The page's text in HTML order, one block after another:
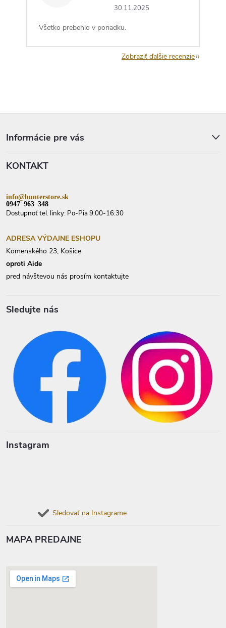
30.11.2025
Všetko prebehlo v poriadku.
Zobraziť ďalšie recenzie
Informácie pre vás
KONTAKT
info@hunterstore.sk
0947 963 348
Dostupnoť tel. linky: Po-Pia 9:00-16:30
ADRESA VÝDAJNE ESHOPU
Komenského 23, Košice
oproti Aide
pred návštevou nás prosím kontaktujte
Sledujte nás
Instagram
Sledovať na Instagrame
MAPA PREDAJNE